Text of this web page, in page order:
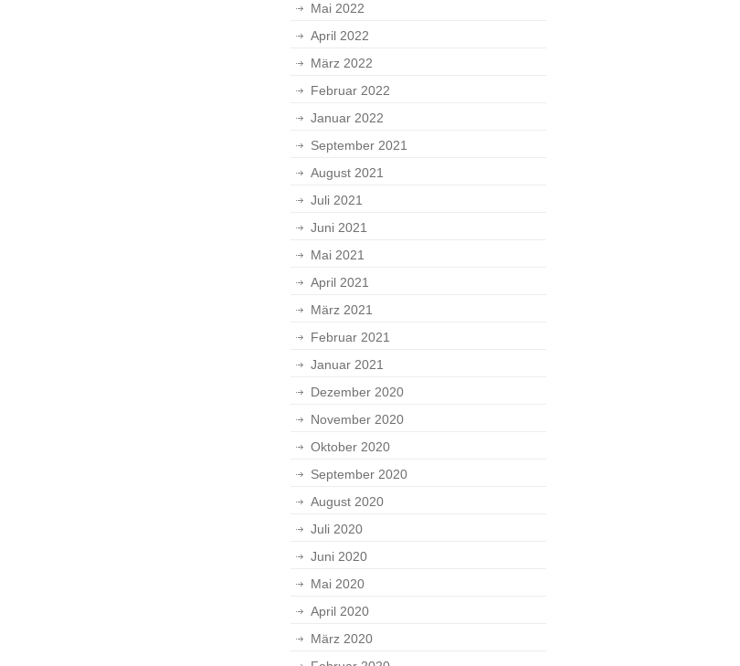
Mai 2022
April 2022
März 2022
Februar 2022
Januar 2022
September 2021
August 2021
Juli 2021
Juni 2021
Mai 2021
April 2021
März 2021
Februar 2021
Januar 2021
Dezember 2020
November 2020
Oktober 2020
September 2020
August 2020
Juli 2020
Juni 2020
Mai 2020
April 2020
März 2020